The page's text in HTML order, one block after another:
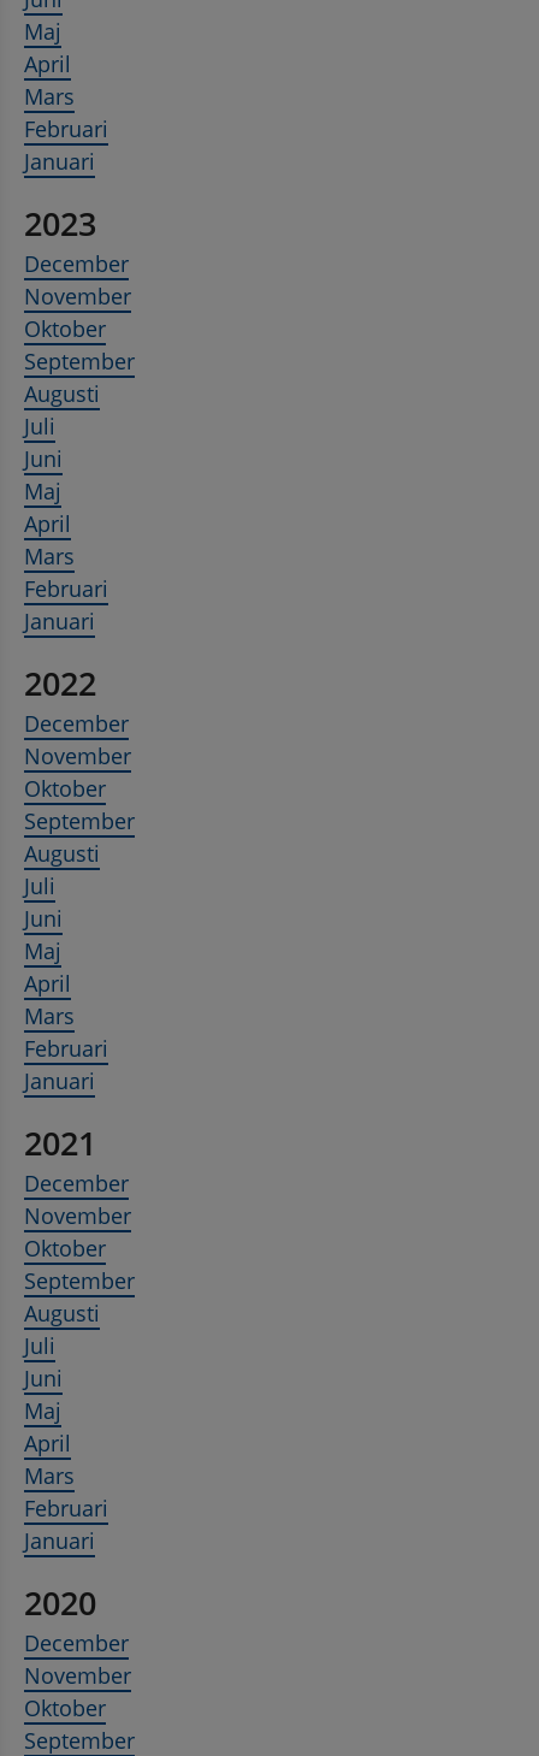
Maj
April
Mars
Februari
Januari
2023
December
November
Oktober
September
Augusti
Juli
Juni
Maj
April
Mars
Februari
Januari
2022
December
November
Oktober
September
Augusti
Juli
Juni
Maj
April
Mars
Februari
Januari
2021
December
November
Oktober
September
Augusti
Juli
Juni
Maj
April
Mars
Februari
Januari
2020
December
November
Oktober
September